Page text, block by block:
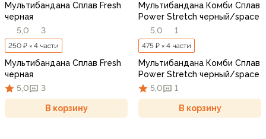
Мультибандана Сплав Fresh
черная
5,0
3
250 ₽ × 4 части
Мультибандана Сплав Fresh
черная
5,0
3
В корзину
Мультибандана Комби Сплав
Power Stretch черный/space
5,0
1
475 ₽ × 4 части
Мультибандана Комби Сплав
Power Stretch черный/space
5,0
1
В корзину